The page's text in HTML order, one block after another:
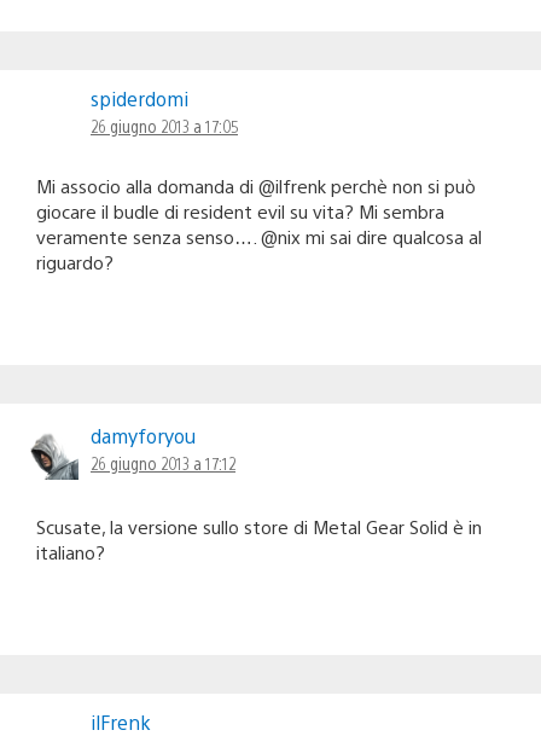
spiderdomi
26 giugno 2013 a 17:05
Mi associo alla domanda di @ilfrenk perchè non si può
giocare il budle di resident evil su vita? Mi sembra
veramente senza senso…. @nix mi sai dire qualcosa al
riguardo?
damyforyou
26 giugno 2013 a 17:12
Scusate, la versione sullo store di Metal Gear Solid è in
italiano?
ilFrenk